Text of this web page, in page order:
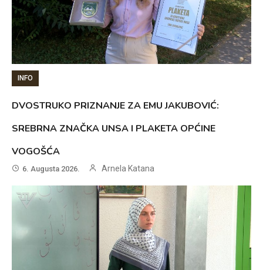
INFO
DVOSTRUKO PRIZNANJE ZA EMU JAKUBOVIĆ:
SREBRNA ZNAČKA UNSA I PLAKETA OPĆINE
VOGOŠĆA
6. Augusta 2026. Arnela Katana